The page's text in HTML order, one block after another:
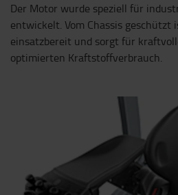
Der Motor wurde speziell für
entwickelt. Vom Chassis geschützt
einsatzbereit und sorgt für
optimierten Kraftstoffverbrauch.